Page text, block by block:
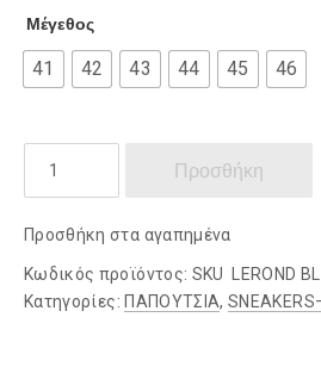
Μέγεθος
41 42 43 44 45 46
ποσότητα
Προσθήκη
Προσθήκη στα αγαπημένα
Κωδικός προϊόντος: SKU LEROND
Κατηγορίες: ΠΑΠΟΥΤΣΙΑ,